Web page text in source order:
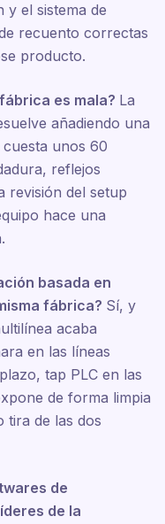
y el sistema de
recuento correctas
producto.
es mala? La
añadiendo una
unos 60
reflejos
revisión del setup
hace una
basada en
fábrica? Sí, y
acaba
en las líneas
tap PLC en las
de forma limpia
tira de las dos
de
de la